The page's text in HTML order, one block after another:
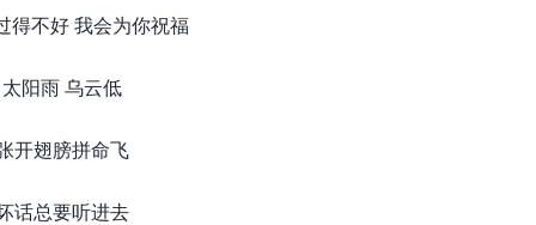
得不好 我会为你祝福
太阳雨 乌云低
开翅膀拼命飞
话总要听进去